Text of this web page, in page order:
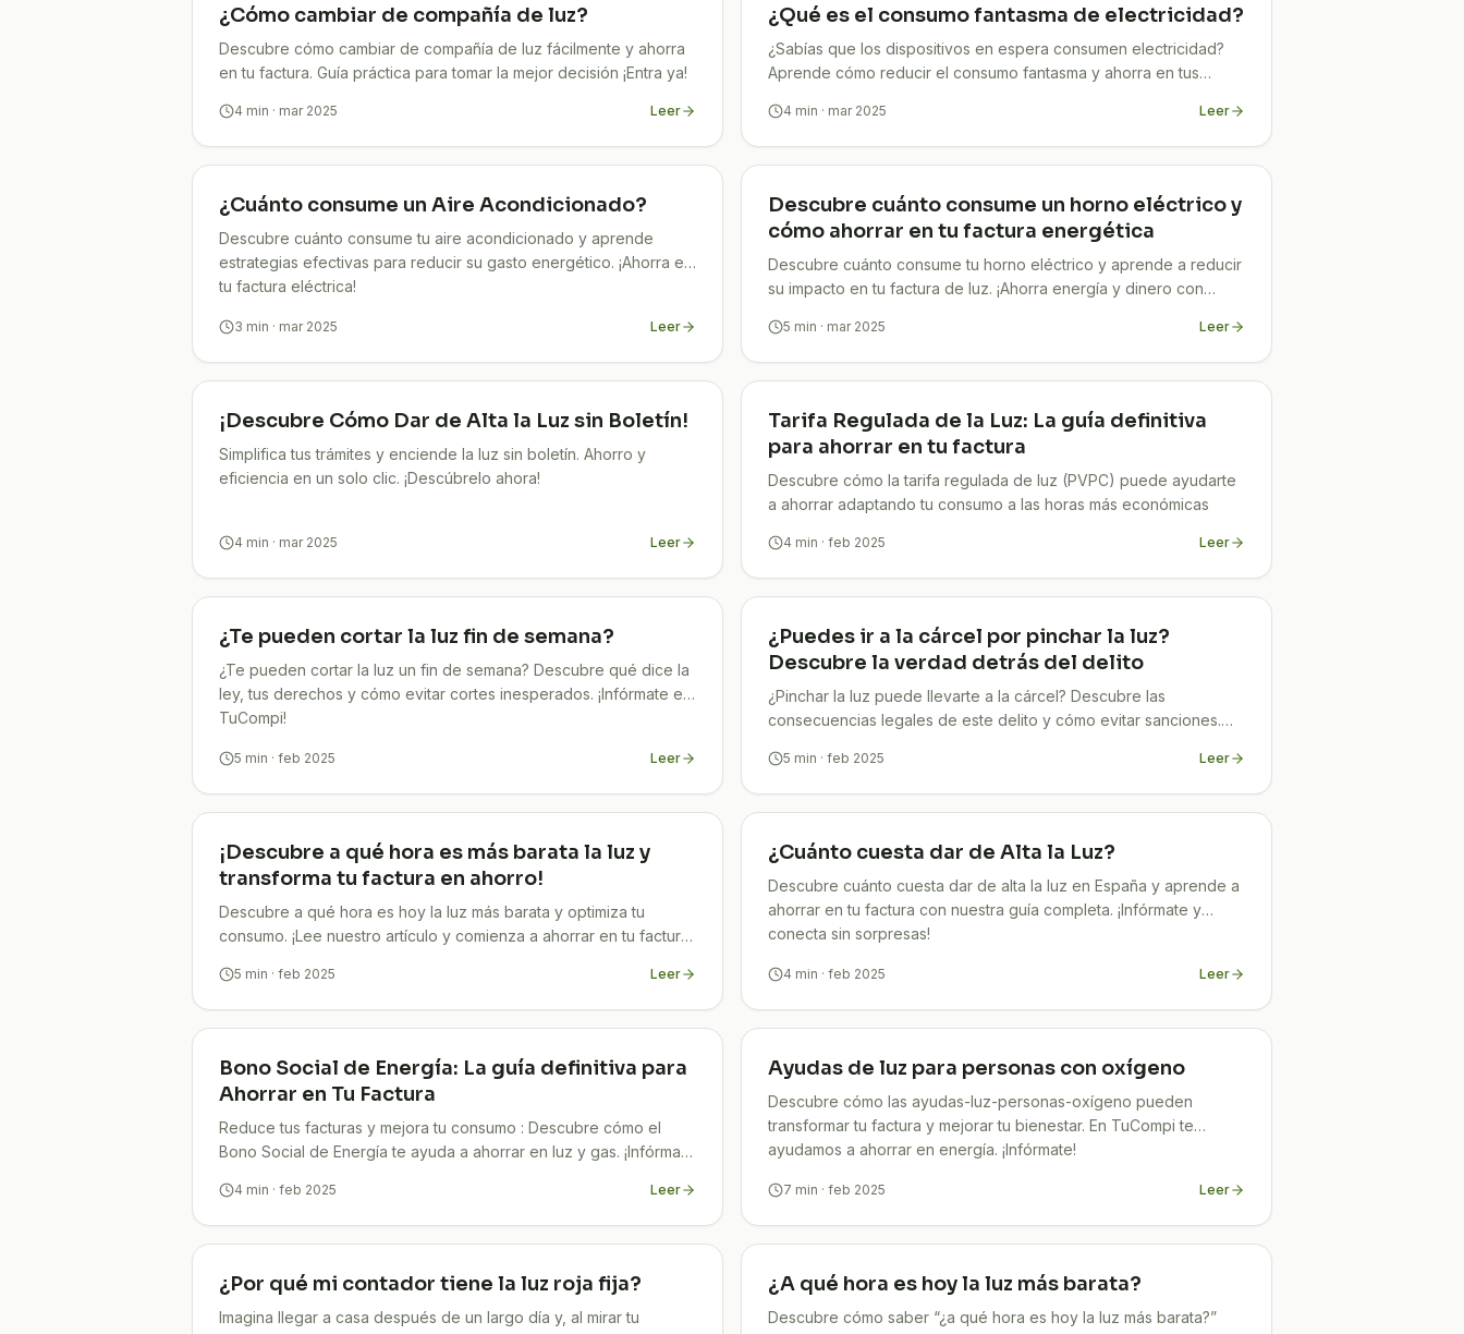
¿Cómo cambiar de compañía de luz?
Descubre cómo cambiar de compañía de luz fácilmente y ahorra
en tu factura. Guía práctica para tomar la mejor decisión ¡Entra ya!
4 min · mar 2025 Leer
¿Qué es el consumo fantasma de electricidad?
¿Sabías que los dispositivos en espera consumen electricidad?
Aprende cómo reducir el consumo fantasma y ahorra en tus
4 min · mar 2025 Leer
¿Cuánto consume un Aire Acondicionado?
Descubre cuánto consume tu aire acondicionado y aprende
estrategias efectivas para reducir su gasto energético. ¡Ahorra en
tu factura eléctrica!​
3 min · mar 2025 Leer
Descubre cuánto consume un horno eléctrico y
cómo ahorrar en tu factura energética
Descubre cuánto consume tu horno eléctrico y aprende a reducir
su impacto en tu factura de luz. ¡Ahorra energía y dinero con
5 min · mar 2025 Leer
¡Descubre Cómo Dar de Alta la Luz sin Boletín!
Simplifica tus trámites y enciende la luz sin boletín. Ahorro y
eficiencia en un solo clic. ¡Descúbrelo ahora!
4 min · mar 2025 Leer
Tarifa Regulada de la Luz: La guía definitiva
para ahorrar en tu factura
Descubre cómo la tarifa regulada de luz (PVPC) puede ayudarte
a ahorrar adaptando tu consumo a las horas más económicas
4 min · feb 2025 Leer
¿Te pueden cortar la luz fin de semana?
¿Te pueden cortar la luz un fin de semana? Descubre qué dice la
ley, tus derechos y cómo evitar cortes inesperados. ¡Infórmate en
TuCompi!
5 min · feb 2025 Leer
¿Puedes ir a la cárcel por pinchar la luz?
Descubre la verdad detrás del delito
¿Pinchar la luz puede llevarte a la cárcel? Descubre las
consecuencias legales de este delito y cómo evitar sanciones.
5 min · feb 2025 Leer
¡Descubre a qué hora es más barata la luz y
transforma tu factura en ahorro!
Descubre a qué hora es hoy la luz más barata y optimiza tu
consumo. ¡Lee nuestro artículo y comienza a ahorrar en tu factura
5 min · feb 2025 Leer
¿Cuánto cuesta dar de Alta la Luz?
Descubre cuánto cuesta dar de alta la luz en España y aprende a
ahorrar en tu factura con nuestra guía completa. ¡Infórmate y
conecta sin sorpresas!
4 min · feb 2025 Leer
Bono Social de Energía: La guía definitiva para
Ahorrar en Tu Factura
Reduce tus facturas y mejora tu consumo : Descubre cómo el
Bono Social de Energía te ayuda a ahorrar en luz y gas. ¡Infórmate
4 min · feb 2025 Leer
Ayudas de luz para personas con oxígeno
Descubre cómo las ayudas-luz-personas-oxígeno pueden
transformar tu factura y mejorar tu bienestar. En TuCompi te
ayudamos a ahorrar en energía. ¡Infórmate!
7 min · feb 2025 Leer
¿Por qué mi contador tiene la luz roja fija?
Imagina llegar a casa después de un largo día y, al mirar tu
¿A qué hora es hoy la luz más barata?
Descubre cómo saber “¿a qué hora es hoy la luz más barata?”